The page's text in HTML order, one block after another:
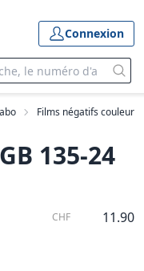
Connexion
Films négatifs couleur
135-24
CHF 11.90